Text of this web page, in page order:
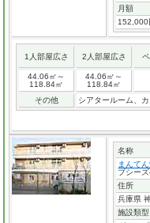
月額
152,000
1人部屋広さ 2人部屋広さ
44.06㎡～
118.84㎡
44.06㎡～
118.84㎡
その他 シアタールーム、
名称
まんて
ブシーズ
住所
兵庫県
施設類型